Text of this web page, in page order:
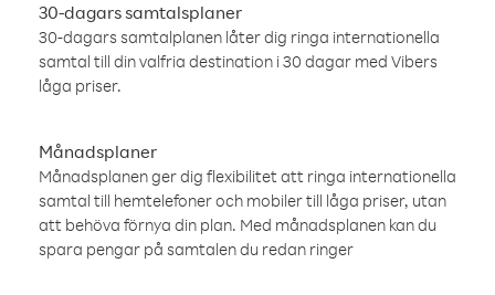
30-dagars samtalsplaner
30-dagars samtalplanen låter dig ringa internationella
samtal till din valfria destination i 30 dagar med Vibers
låga priser.
Månadsplaner
Månadsplanen ger dig flexibilitet att ringa internationella
samtal till hemtelefoner och mobiler till låga priser, utan
att behöva förnya din plan. Med månadsplanen kan du
spara pengar på samtalen du redan ringer